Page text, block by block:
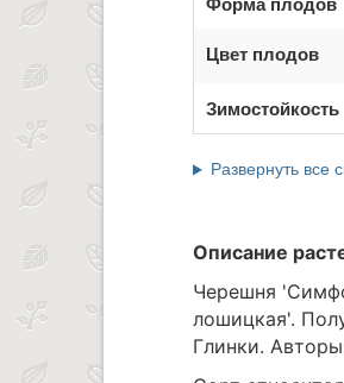
Цвет плодов
Зимостойкость
Развернуть все
Описание
Черешня
лошицкая'.
Глинки.